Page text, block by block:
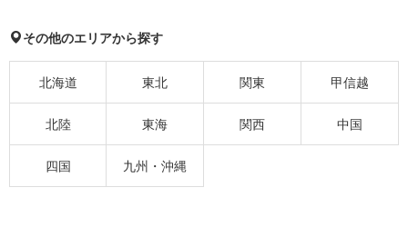
その他のエリアから探す
北海道 東北 関東 甲信越
北陸 東海 関西 中国
四国 九州・沖縄